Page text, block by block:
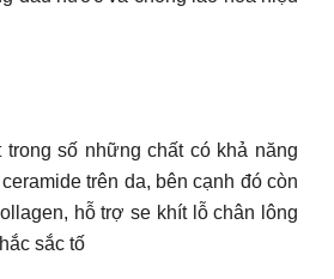
trong số những chất có khả năng
trên da, bên cạnh đó còn
hỗ trợ se khít lỗ chân lông
sắc tố